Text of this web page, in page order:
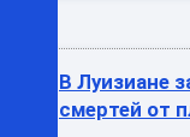
В Луизиане
смертей от